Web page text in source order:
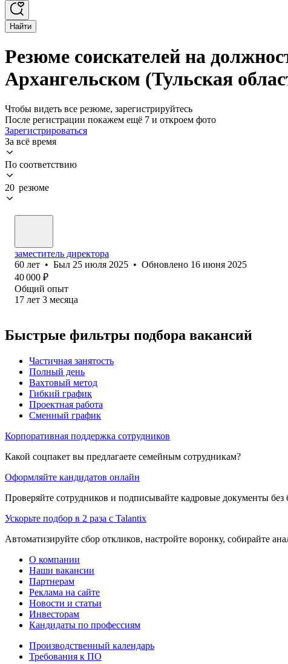
Найти
Резюме соискателей на
Архангельском (Тульская
Чтобы видеть все резюме, зарегистрируйтесь
После регистрации покажем ещё 7 и откроем фото
Зарегистрироваться
За всё время
По соответствию
20 резюме
заместитель директора
60 лет • Был 25 июля 2025 • Обновлено 16 июня 2025
40 000 ₽
Общий опыт
17 лет 3 месяца
Быстрые фильтры подбора вакансий
Частичная занятость
Полный день
Вахтовый метод
Гибкий график
Проектная работа
Сменный график
Корпоративная поддержка сотрудников
Какой соцпакет вы предлагаете семейным сотрудникам?
Оформляйте кандидатов онлайн
Проверяйте сотрудников и подписывайте кадровые документы без
Ускорьте подбор в 2 раза с Talantix
Автоматизируйте сбор откликов, настройте воронку, собирайте
О компании
Наши вакансии
Партнерам
Реклама на сайте
Новости и статьи
Инвесторам
Кандидаты по профессиям
Производственный календарь
Требования к ПО